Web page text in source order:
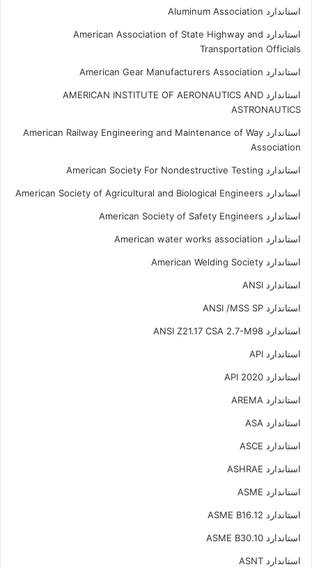
استاندارد Aluminum Association
استاندارد American Association of State Highway and
Transportation Officials
استاندارد American Gear Manufacturers Association
استاندارد AMERICAN INSTITUTE OF AERONAUTICS AND
ASTRONAUTICS
استاندارد American Railway Engineering and Maintenance of Way
Association
استاندارد American Society For Nondestructive Testing
استاندارد American Society of Agricultural and Biological Engineers
استاندارد American Society of Safety Engineers
استاندارد American water works association
استاندارد American Welding Society
استاندارد ANSI
استاندارد ANSI /MSS SP
استاندارد ANSI Z21.17 CSA 2.7-M98
استاندارد API
استاندارد API 2020
استاندارد AREMA
استاندارد ASA
استاندارد ASCE
استاندارد ASHRAE
استاندارد ASME
استاندارد ASME B16.12
استاندارد ASME B30.10
استاندارد ASNT